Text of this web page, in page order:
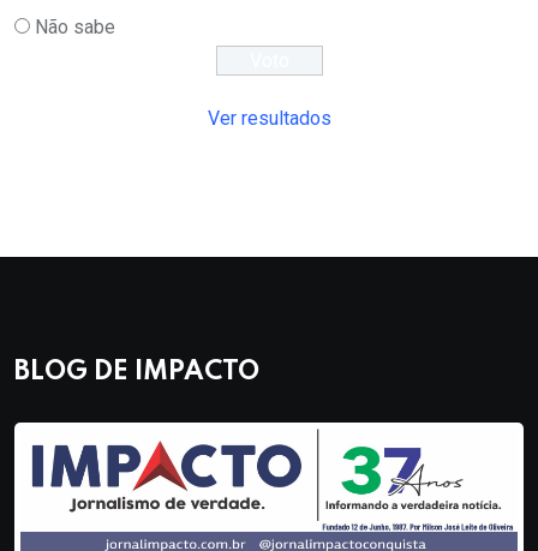
Não sabe
Ver resultados
BLOG DE IMPACTO